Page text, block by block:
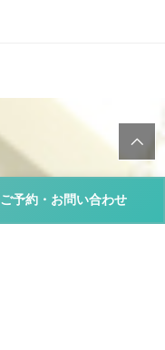
ご予約・お問い合わせ